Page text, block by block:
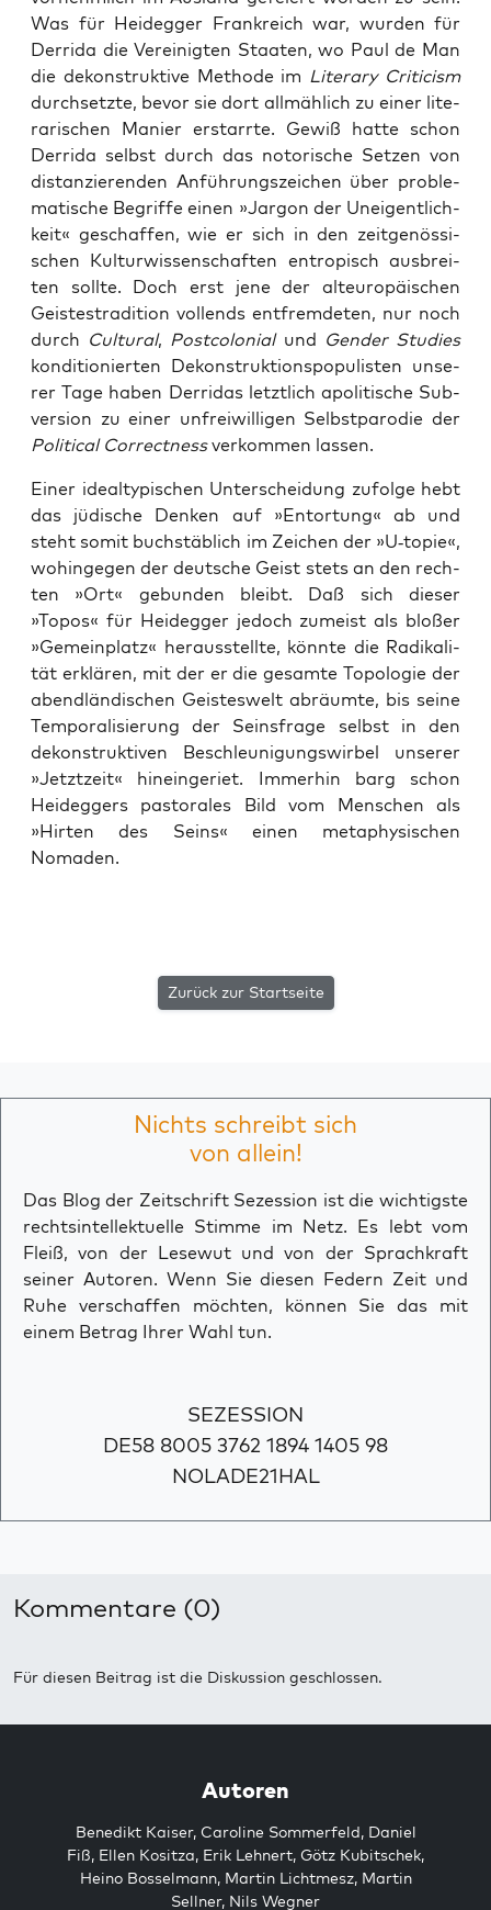
Was für Heid­eg­ger Frank­reich war, wur­den für
Der­ri­da die Ver­ei­nig­ten Staa­ten, wo Paul de Man
die dekon­struk­ti­ve Metho­de im Lite­ra­ry Cri­ti­cism
durch­setz­te, bevor sie dort all­mäh­lich zu einer lite­
ra­ri­schen Manier erstarr­te. Gewiß hat­te schon
Der­ri­da selbst durch das noto­ri­sche Set­zen von
distan­zie­ren­den Anfüh­rungs­zei­chen über pro­ble­
ma­ti­sche Begrif­fe einen »Jar­gon der Unei­gent­lich­
keit« geschaf­fen, wie er sich in den zeit­ge­nös­si­
schen Kul­tur­wis­sen­schaf­ten entro­pisch aus­brei­
ten soll­te. Doch erst jene der alt­eu­ro­päi­schen
Geis­tes­tra­di­ti­on voll­ends ent­frem­de­ten, nur noch
durch Cul­tu­ral, Post­co­lo­ni­alund Gen­der Stu­dies
kon­di­tio­nier­ten Dekon­struk­ti­ons­po­pu­lis­ten unse­
rer Tage haben Der­ri­das letzt­lich apo­li­ti­sche Sub­
ver­si­on zu einer unfrei­wil­li­gen Selbst­par­odie der
Poli­ti­cal Cor­rect­nessver­kom­men lassen.
Einer ide­al­ty­pi­schen Unter­schei­dung zufol­ge hebt
das jüdi­sche Den­ken auf »Entor­tung« ab und
steht somit buch­stäb­lich im Zei­chen der »U‑topie«,
wohin­ge­gen der deut­sche Geist stets an den rech­
ten »Ort« gebun­den bleibt. Daß sich die­ser
»Topos« für Heid­eg­ger jedoch zumeist als blo­ßer
»Gemein­platz« her­aus­stell­te, könn­te die Radi­ka­li­
tät erklä­ren, mit der er die gesam­te Topo­lo­gie der
abend­län­di­schen Geis­tes­welt abräum­te, bis sei­ne
Tem­po­ra­li­sie­rung der Seins­fra­ge selbst in den
dekon­struk­ti­ven Beschleu­ni­gungs­wir­bel unse­rer
»Jetzt­zeit« hin­ein­ge­riet. Immer­hin barg schon
Heid­eg­gers pas­to­ra­les Bild vom Men­schen als
»Hir­ten des Seins« einen meta­phy­si­schen
Nomaden.
Zurück zur Startseite
Nichts schreibt sich
von allein!
Das Blog der Zeitschrift Sezession ist die wichtigste
rechtsintellektuelle Stimme im Netz. Es lebt vom
Fleiß, von der Lesewut und von der Sprachkraft
seiner Autoren. Wenn Sie diesen Federn Zeit und
Ruhe verschaffen möchten, können Sie das mit
einem Betrag Ihrer Wahl tun.
SEZESSION
DE58 8005 3762 1894 1405 98
NOLADE21HAL
Kommentare (0)
Für diesen Beitrag ist die Diskussion geschlossen.
Autoren
Benedikt Kaiser, Caroline Sommerfeld, Daniel
Fiß, Ellen Kositza, Erik Lehnert, Götz Kubitschek,
Heino Bosselmann, Martin Lichtmesz, Martin
Sellner, Nils Wegner